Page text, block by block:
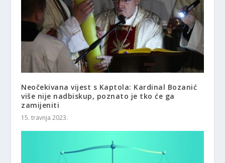
Neočekivana vijest s Kaptola: Kardinal Bozanić
više nije nadbiskup, poznato je tko će ga
zamijeniti
15. travnja 2023.